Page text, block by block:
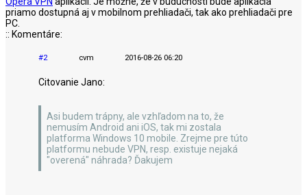
priamo dostupná aj v mobilnom prehliadači, tak ako prehliadači pre
PC.
:: Komentáre:
#2 cvm 2016-08-26 06:20
Citovanie Jano:
Asi budem trápny, ale vzhľadom na to, že
nemusím Android ani iOS, tak mi zostala
platforma Windows 10 mobile. Zrejme pre túto
platformu nebude VPN, resp. existuje nejaká
"overená" náhrada? Ďakujem